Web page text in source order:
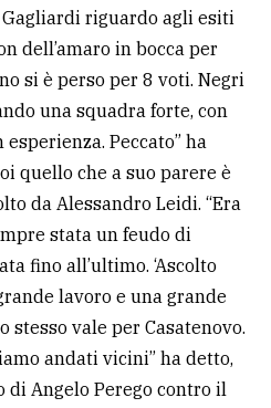
riguardo agli esiti
dell’amaro in bocca per
si è perso per 8 voti. Negri
una squadra forte, con
Peccato” ha
quello che a suo parere è
da Alessandro Leidi. “Era
stata un feudo di
fino all’ultimo. ‘Ascolto
lavoro e una grande
stesso vale per Casatenovo.
andati vicini” ha detto,
Angelo Perego contro il